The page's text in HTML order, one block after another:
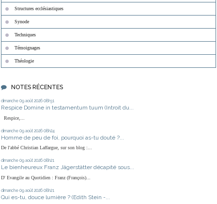
Structures ecclésiastiques
Synode
Techniques
Témoignages
Théologie
NOTES RÉCENTES
dimanche 09 août 2026 08h31
Respice Domine in testamentum tuum (Introit du...
Respice,...
dimanche 09 août 2026 08h24
Homme de peu de foi, pourquoi as-tu douté ?...
De l'abbé Christian Laffargue, sur son blog :...
dimanche 09 août 2026 08h21
Le bienheureux Franz Jägerstätter décapité sous...
D' Evangile au Quotidien : Franz (François)...
dimanche 09 août 2026 08h21
Qui es-tu, douce lumière ? (Edith Stein -...